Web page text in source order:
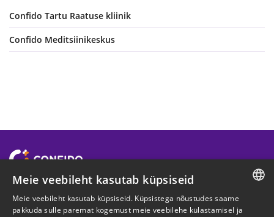
Confido Tartu Raatuse kliinik
Confido Meditsiinikeskus
ETTEVÕTTEST
ESTONIAN
Meie veebileht kasutab küpsiseid
Meie veebileht kasutab küpsiseid. Küpsistega nõustudes saame
pakkuda sulle paremat kogemust meie veebilehe külastamisel ja